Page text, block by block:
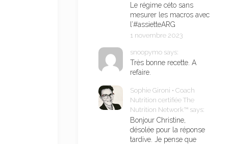
Le régime céto sans
mesurer les macros avec
l’#assietteARG
1 novembre 2023
snoopymo says:
Très bonne recette. A
refaire.
Sophie Gironi • Coach
Nutrition certifiée The
Nutrition Network™ says:
Bonjour Christine,
désolée pour la réponse
tardive. Je pense que